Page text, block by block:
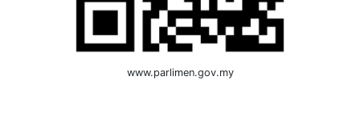
www.parlimen.gov.my